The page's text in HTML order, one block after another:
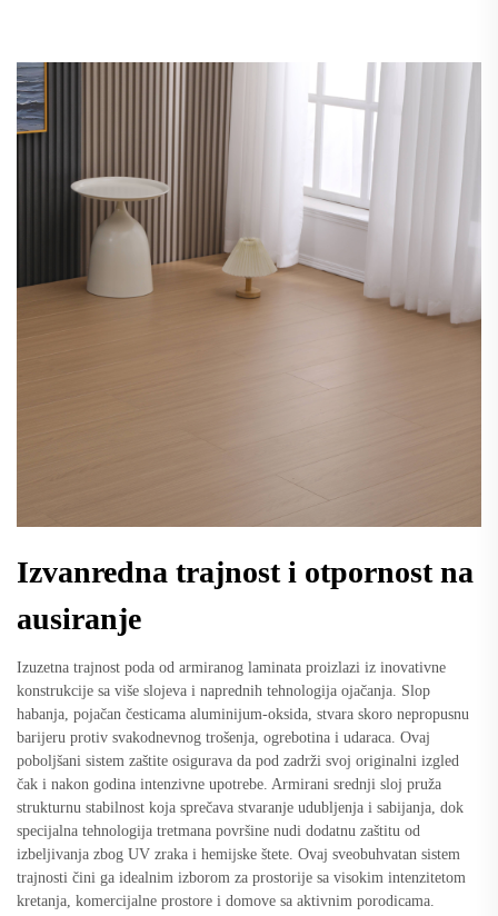
Izvanredna trajnost i otpornost na
ausiranje
Izuzetna trajnost poda od armiranog laminata proizlazi iz inovativne
konstrukcije sa više slojeva i naprednih tehnologija ojačanja. Slop
habanja, pojačan česticama aluminijum-oksida, stvara skoro nepropusnu
barijeru protiv svakodnevnog trošenja, ogrebotina i udaraca. Ovaj
poboljšani sistem zaštite osigurava da pod zadrži svoj originalni izgled
čak i nakon godina intenzivne upotrebe. Armirani srednji sloj pruža
strukturnu stabilnost koja sprečava stvaranje udubljenja i sabijanja, dok
specijalna tehnologija tretmana površine nudi dodatnu zaštitu od
izbeljivanja zbog UV zraka i hemijske štete. Ovaj sveobuhvatan sistem
trajnosti čini ga idealnim izborom za prostorije sa visokim intenzitetom
kretanja, komercijalne prostore i domove sa aktivnim porodicama.